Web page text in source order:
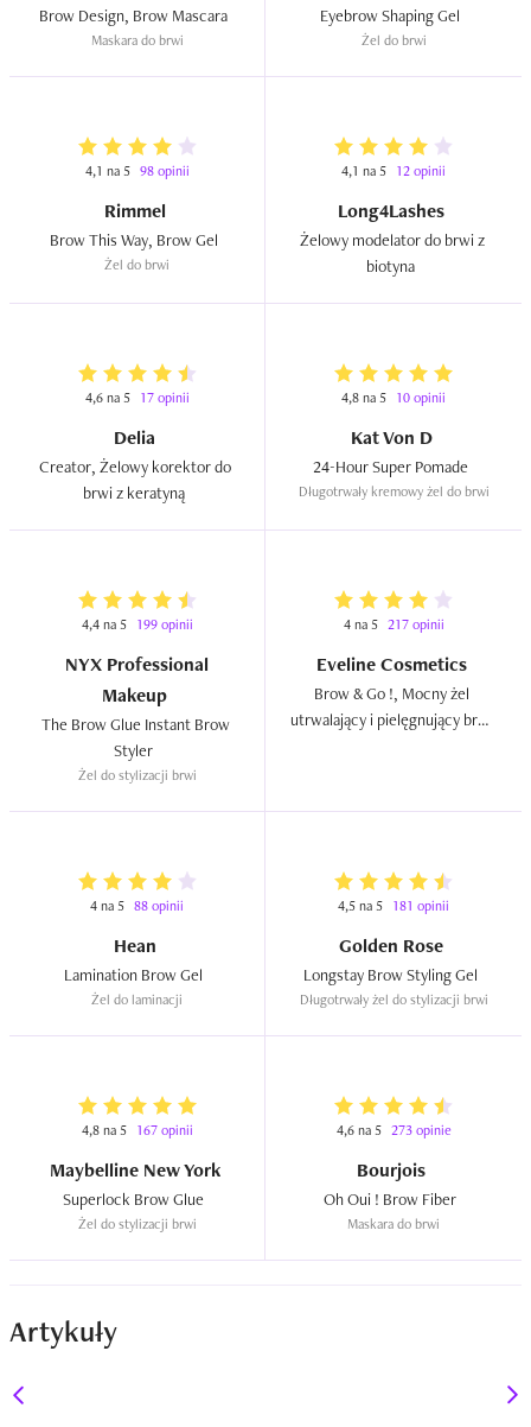
Maskara do brwi Żel do brwi
4,1 na 5 98 opinii
Rimmel
Żel do brwi
4,1 na 5 12 opinii
Long4Lashes
Żelowy modelator do brwi z
4,6 na 5 17 opinii
Delia
Creator, Żelowy korektor do
4,8 na 5 10 opinii
Kat Von D
Długotrwały kremowy żel do brwi
4,4 na 5 199 opinii
NYX Professional
Makeup
The Brow Glue Instant Brow
Żel do stylizacji brwi
4 na 5 217 opinii
Eveline Cosmetics
Brow & Go !, Mocny żel
utrwalający i pielęgnujący brwi
4 na 5 88 opinii
Hean
Żel do laminacji
4,5 na 5 181 opinii
Golden Rose
Długotrwały żel do stylizacji brwi
4,8 na 5 167 opinii
Maybelline New York
Żel do stylizacji brwi
4,6 na 5 273 opinie
Bourjois
Maskara do brwi
Artykuły